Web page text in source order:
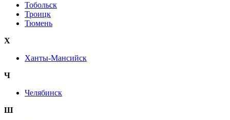
Тобольск
Троицк
Тюмень
Х
Ханты-Мансийск
Ч
Челябинск
Ш